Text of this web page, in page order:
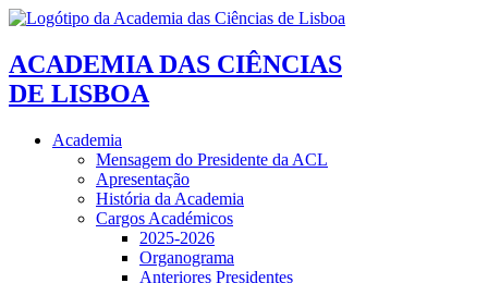
ACADEMIA DAS CIÊNCIAS
DE LISBOA
Academia
Mensagem do Presidente da ACL
Apresentação
História da Academia
Cargos Académicos
2025-2026
Organograma
Anteriores Presidentes